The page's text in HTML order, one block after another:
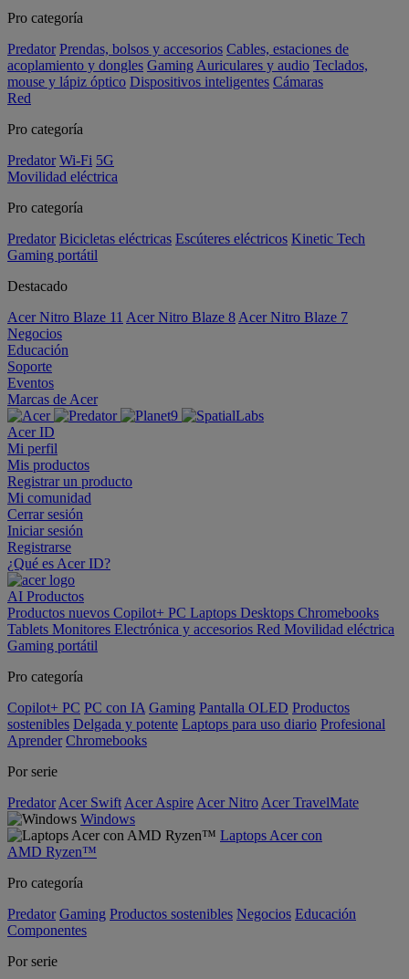
Pro categoría
Predator Prendas, bolsos y accesorios Cables, estaciones de
acoplamiento y dongles Gaming Auriculares y audio Teclados,
mouse y lápiz óptico Dispositivos inteligentes Cámaras
Red
Pro categoría
Predator Wi-Fi 5G
Movilidad eléctrica
Pro categoría
Predator Bicicletas eléctricas Escúteres eléctricos Kinetic Tech
Gaming portátil
Destacado
Acer Nitro Blaze 11 Acer Nitro Blaze 8 Acer Nitro Blaze 7
Negocios
Educación
Soporte
Eventos
Marcas de Acer
Acer ID
Mi perfil
Mis productos
Registrar un producto
Mi comunidad
Cerrar sesión
Iniciar sesión
Registrarse
¿Qué es Acer ID?
AI Productos
Productos nuevos Copilot+ PC Laptops Desktops Chromebooks
Tablets Monitores Electrónica y accesorios Red Movilidad eléctrica
Gaming portátil
Pro categoría
Copilot+ PC PC con IA Gaming Pantalla OLED Productos
sostenibles Delgada y potente Laptops para uso diario Profesional
Aprender Chromebooks
Por serie
Predator Acer Swift Acer Aspire Acer Nitro Acer TravelMate
Windows
Laptops Acer con
AMD Ryzen™
Pro categoría
Predator Gaming Productos sostenibles Negocios Educación
Componentes
Por serie